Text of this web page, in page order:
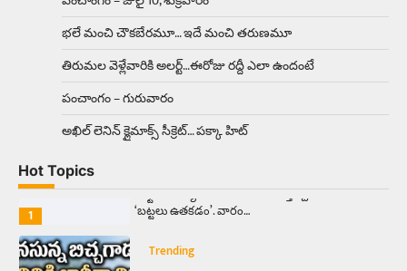
భలే మంచి చౌకబేరమూ… ఇదే మంచి తరుణమూ
తిరుమల వెళ్లేవారికి అలర్ట్‌…ఈరోజు రద్దీ ఎలా ఉందంటే
పంచాంగం – గురువారం
అఖిల్‌ లెనిన్ క్లైమాక్స్‌ సీక్రెట్‌… పక్కా హిట్‌
Hot Topics
ఉత్తర ప్రదేశ్‌లోని ఝాన్సీ జిల్లాలో ఒక వింతైన రోడ్డు
ప్రమాదం చోటుచేసుకుంది. ఝాన్సీ–కాన్పూర్ జాతీయ
రహదారిపై వేల సంఖ్యలో బీరు…
1
Trending
అక్కడ ఆదివారం బట్టలు ఉతికితే…జైలుకే
సాఫ్ట్‌వేర్ ఉద్యోగి వరకు అందరికీ గుర్తొచ్చే మొదటి పని
‘బట్టలు ఉతకడం’. వారం…
Trending